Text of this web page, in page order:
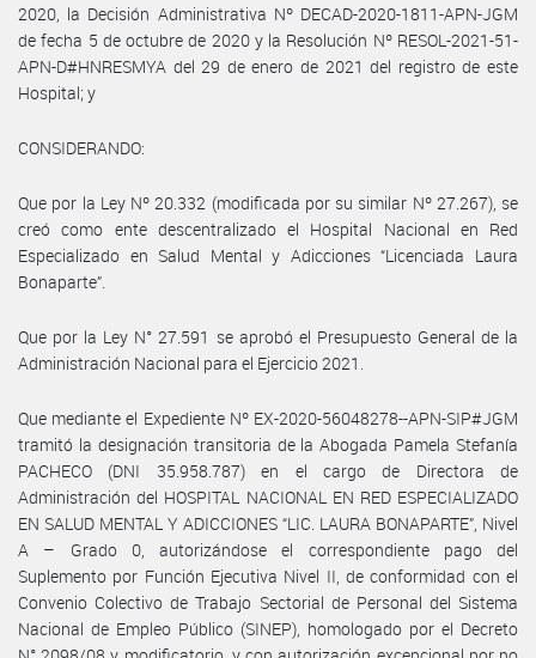
2020, la Decisión Administrativa Nº DECAD-2020-1811-APN-JGM
de fecha 5 de octubre de 2020 y la Resolución Nº RESOL-2021-51-
APN-D#HNRESMYA del 29 de enero de 2021 del registro de este
Hospital; y
CONSIDERANDO:
Que por la Ley Nº 20.332 (modificada por su similar Nº 27.267), se
creó como ente descentralizado el Hospital Nacional en Red
Especializado en Salud Mental y Adicciones “Licenciada Laura
Bonaparte”.
Que por la Ley N° 27.591 se aprobó el Presupuesto General de la
Administración Nacional para el Ejercicio 2021.
Que mediante el Expediente Nº EX-2020-56048278--APN-SIP#JGM
tramitó la designación transitoria de la Abogada Pamela Stefanía
PACHECO (DNI 35.958.787) en el cargo de Directora de
Administración del HOSPITAL NACIONAL EN RED ESPECIALIZADO
EN SALUD MENTAL Y ADICCIONES “LIC. LAURA BONAPARTE”, Nivel
A – Grado 0, autorizándose el correspondiente pago del
Suplemento por Función Ejecutiva Nivel II, de conformidad con el
Convenio Colectivo de Trabajo Sectorial de Personal del Sistema
Nacional de Empleo Público (SINEP), homologado por el Decreto